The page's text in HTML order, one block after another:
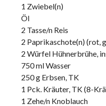
1 Zwiebel(n)
Öl
2 Tasse/n Reis
2 Paprikaschote(n) (rot,
2 Würfel Hühnerbrühe,
750 ml Wasser
250 g Erbsen, TK
1 Pck. Kräuter, TK (8-
1 Zehe/n Knoblauch